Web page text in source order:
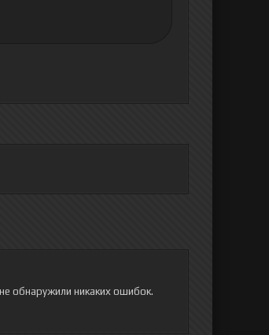
обнаружили никаких ошибок.